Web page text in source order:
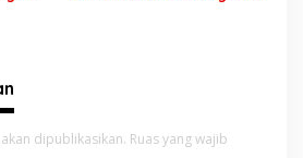
dipublikasikan. Ruas yang wajib